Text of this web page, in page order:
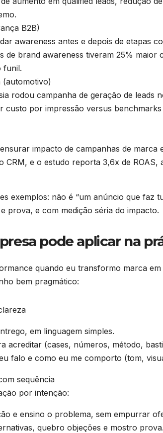
B2B)
awareness antes e depois de etapas
de brand awareness tiveram 25% maior
funil.
(automotivo)
rodou campanha de geração de leads
custo por impressão versus
impacto de campanhas de marca
CRM, e o estudo reporta 3,6x de
exemplos: não é “um anúncio que faz
prova, e com medição séria do impacto.
pode aplicar na
quando eu transformo marca
bem pragmático:
em linguagem simples.
acreditar (cases, números, método,
falo e como eu me comporto (tom,
sequência
por intenção:
e ensino o problema, sem empurrar
quebro objeções e mostro prova.